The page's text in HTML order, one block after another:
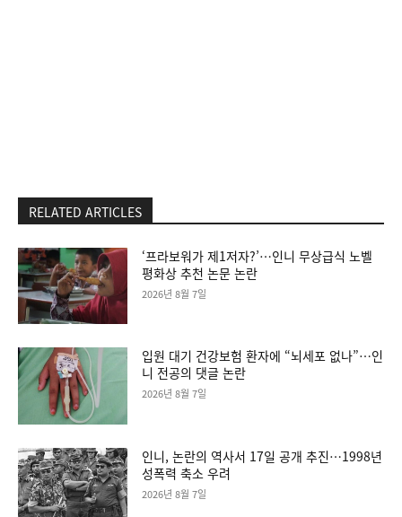
RELATED ARTICLES
‘프라보워가 제1저자?’…인니 무상급식 노벨
평화상 추천 논문 논란
2026년 8월 7일
입원 대기 건강보험 환자에 “뇌세포 없나”…인
니 전공의 댓글 논란
2026년 8월 7일
인니, 논란의 역사서 17일 공개 추진…1998년
성폭력 축소 우려
2026년 8월 7일